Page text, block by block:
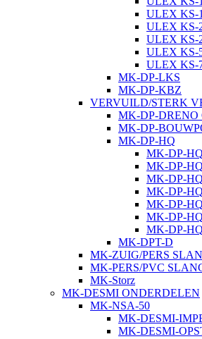
ULEX KS-
ULEX KS-
ULEX KS-
ULEX KS-
ULEX KS-
MK-DP-LKS
MK-DP-KBZ
VERVUILD/STERK
MK-DP-DRENO
MK-DP-
MK-DP-HQ
MK-DP-
MK-DP-
MK-DP-
MK-DP-
MK-DP-
MK-DP-
MK-DP-
MK-DPT-D
MK-ZUIG/PERS
MK-PERS/PVC
MK-Storz
MK-DESMI ONDERDELEN
MK-NSA-50
MK-DESMI-
MK-DESMI-